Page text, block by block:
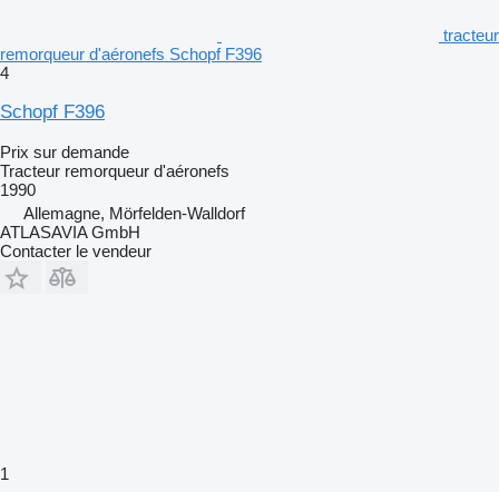
tracteur
remorqueur d'aéronefs Schopf F396
4
Schopf F396
Prix sur demande
Tracteur remorqueur d'aéronefs
1990
Allemagne, Mörfelden-Walldorf
ATLASAVIA GmbH
Contacter le vendeur
1